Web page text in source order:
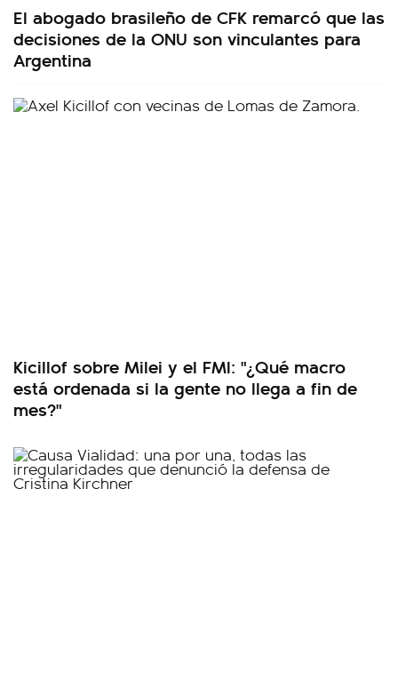
El abogado brasileño de CFK remarcó que las
decisiones de la ONU son vinculantes para
Argentina
Kicillof sobre Milei y el FMI: "¿Qué macro
está ordenada si la gente no llega a fin de
mes?"